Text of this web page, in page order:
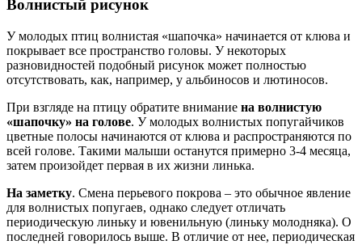
Волнистый рисунок
У молодых птиц волнистая «шапочка» начинается от клюва и
покрывает все пространство головы. У некоторых
разновидностей подобный рисунок может полностью
отсутствовать, как, например, у альбиносов и лютиносов.
При взгляде на птицу обратите внимание на волнистую
«шапочку» на голове. У молодых волнистых попугайчиков
цветные полосы начинаются от клюва и распространяются по
всей голове. Такими малыши останутся примерно 3-4 месяца,
затем произойдет первая в их жизни линька.
На заметку. Смена перьевого покрова – это обычное явление
для волнистых попугаев, однако следует отличать
периодическую линьку и ювенильную (линьку молодняка). О
последней говорилось выше. В отличие от нее, периодическая